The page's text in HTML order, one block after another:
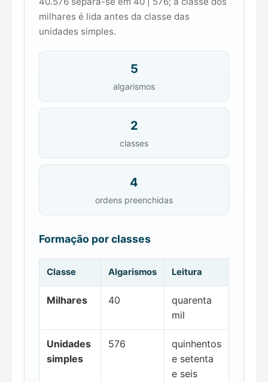
milhares é lida antes da classe das
unidades simples.
5
algarismos
2
classes
4
ordens preenchidas
Formação por classes
Classe Algarismos Leitura
Milhares 40
quarenta
mil
Unidades
simples
576
quinhentos
e setenta
e seis